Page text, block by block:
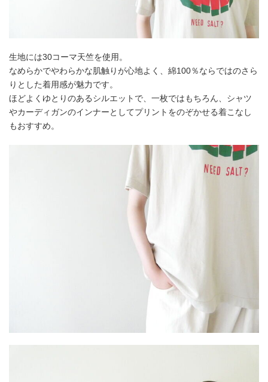
生地には30コーマ天竺を使用。
なめらかでやわらかな肌触りが心地よく、綿100％ならではのさら
りとした着用感が魅力です。
ほどよくゆとりのあるシルエットで、一枚ではもちろん、シャツ
やカーディガンのインナーとしてプリントをのぞかせる着こなし
もおすすめ。